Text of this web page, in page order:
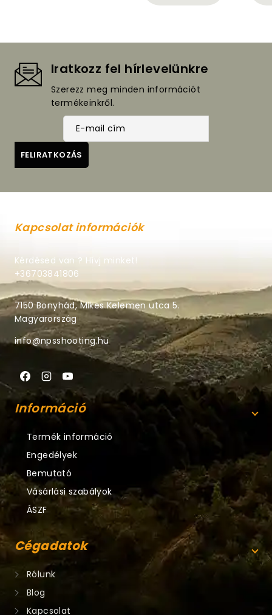
Iratkozz fel hírlevelünkre
Szerezz meg minden információt
termékeinkről.
Kapcsolat információk
Kérdésed van ? Hívj minket!
+36703841806
7150 Bonyhád, Mikes Kelemen utca 5.
Magyarország
info@npsshooting.hu
Információ
Termék információ
Engedélyek
Bemutató
Vásárlási szabályok
ÁSZF
Cégadatok
Rólunk
Blog
Kapcsolat